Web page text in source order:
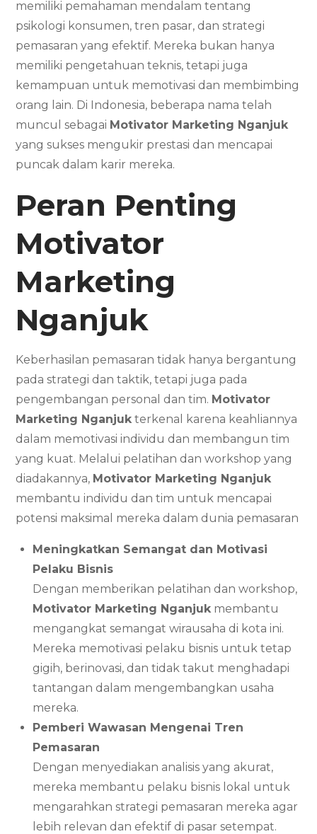
memiliki pemahaman mendalam tentang
psikologi konsumen, tren pasar, dan strategi
pemasaran yang efektif. Mereka bukan hanya
memiliki pengetahuan teknis, tetapi juga
kemampuan untuk memotivasi dan membimbing
orang lain. Di Indonesia, beberapa nama telah
muncul sebagai Motivator Marketing Nganjuk
yang sukses mengukir prestasi dan mencapai
puncak dalam karir mereka.
Peran Penting
Motivator
Marketing
Nganjuk
Keberhasilan pemasaran tidak hanya bergantung
pada strategi dan taktik, tetapi juga pada
pengembangan personal dan tim. Motivator
Marketing Nganjukterkenal karena keahliannya
dalam memotivasi individu dan membangun tim
yang kuat. Melalui pelatihan dan workshop yang
diadakannya, Motivator Marketing Nganjuk
membantu individu dan tim untuk mencapai
potensi maksimal mereka dalam dunia pemasaran
Meningkatkan Semangat dan Motivasi
Pelaku Bisnis
Dengan memberikan pelatihan dan workshop,
Motivator Marketing Nganjukmembantu
mengangkat semangat wirausaha di kota ini.
Mereka memotivasi pelaku bisnis untuk tetap
gigih, berinovasi, dan tidak takut menghadapi
tantangan dalam mengembangkan usaha
mereka.
Pemberi Wawasan Mengenai Tren
Pemasaran
Dengan menyediakan analisis yang akurat,
mereka membantu pelaku bisnis lokal untuk
mengarahkan strategi pemasaran mereka agar
lebih relevan dan efektif di pasar setempat.